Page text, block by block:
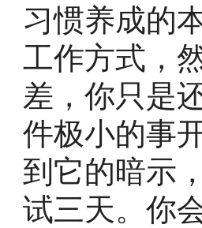
习惯养成的
工作方式，
差，你只是
件极小的事
到它的暗示
试三天。你